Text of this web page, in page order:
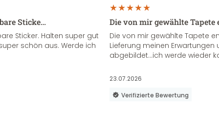
Sticke…
Sticker. Halten super gut
schön aus. Werde ich
Die von mir gewählte
Die von mir gewählte Tapete
Lieferung meinen Erwartungen
abgebildet...ich werde wieder
23.07.2026
Verifizierte Bewertung